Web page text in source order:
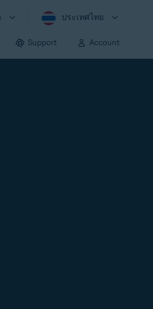
ประเทศไทย
Support Account